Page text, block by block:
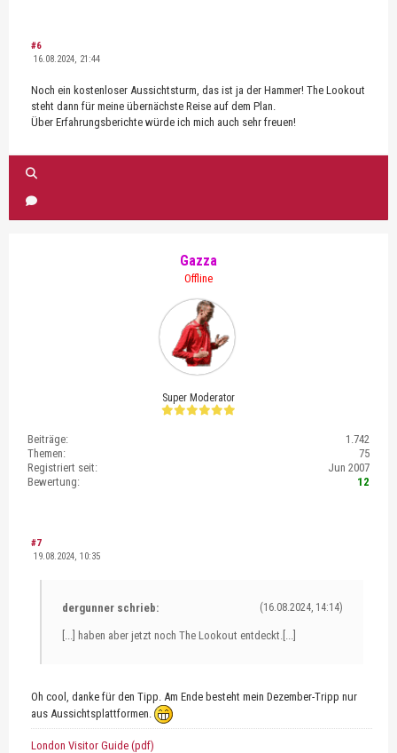
#6
16.08.2024, 21:44
Noch ein kostenloser Aussichtsturm, das ist ja der Hammer! The Lookout
steht dann für meine übernächste Reise auf dem Plan.
Über Erfahrungsberichte würde ich mich auch sehr freuen!
Gazza
Offline
Super Moderator
Beiträge:
1.742
Themen:
75
Registriert seit:
Jun 2007
Bewertung:
12
#7
19.08.2024, 10:35
(16.08.2024, 14:14)
dergunner schrieb:
[...] haben aber jetzt noch The Lookout entdeckt.[...]
Oh cool, danke für den Tipp. Am Ende besteht mein Dezember-Tripp nur
aus Aussichtsplattformen.
London Visitor Guide (pdf)